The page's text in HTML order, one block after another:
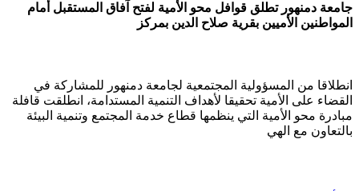
جامعة دمنهور تطلق قوافل محو الأمية لفتح آفاق المستقبل أمام
المواطنين الأميين بقرية صلاح الدين بمركز
انطلاقا من المسؤولية المجتمعية لجامعة دمنهور للمشاركة في
القضاء على الأمية تحقيقا لأهداف التنمية المستدامة، انطلقت قافلة
مبادرة محو الأمية التي ينظمها قطاع خدمة المجتمع وتنمية البيئة
بالتعاون مع الهي